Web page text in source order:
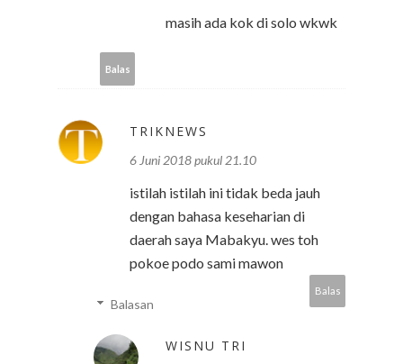
masih ada kok di solo wkwk
Balas
TRIKNEWS
6 Juni 2018 pukul 21.10
istilah istilah ini tidak beda jauh
dengan bahasa keseharian di
daerah saya Mabakyu. wes toh
pokoe podo sami mawon
Balas
Balasan
WISNU TRI